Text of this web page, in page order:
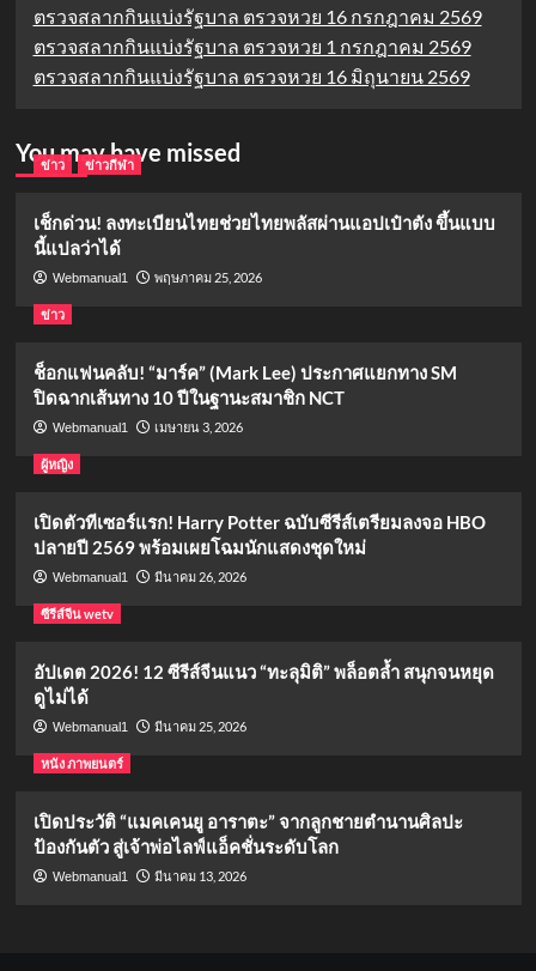
ตรวจสลากกินแบ่งรัฐบาล ตรวจหวย 16 กรกฎาคม 2569
ตรวจสลากกินแบ่งรัฐบาล ตรวจหวย 1 กรกฎาคม 2569
ตรวจสลากกินแบ่งรัฐบาล ตรวจหวย 16 มิถุนายน 2569
You may have missed
ข่าว ข่าวกีฬา
เช็กด่วน! ลงทะเบียนไทยช่วยไทยพลัสผ่านแอปเป๋าตัง ขึ้นแบบ
นี้แปลว่าได้
Webmanual1 พฤษภาคม 25, 2026
ข่าว
ช็อกแฟนคลับ! “มาร์ค” (Mark Lee) ประกาศแยกทาง SM
ปิดฉากเส้นทาง 10 ปีในฐานะสมาชิก NCT
Webmanual1 เมษายน 3, 2026
ผู้หญิง
เปิดตัวทีเซอร์แรก! Harry Potter ฉบับซีรีส์เตรียมลงจอ HBO
ปลายปี 2569 พร้อมเผยโฉมนักแสดงชุดใหม่
Webmanual1 มีนาคม 26, 2026
ซีรีส์จีน wetv
อัปเดต 2026! 12 ซีรีส์จีนแนว “ทะลุมิติ” พล็อตล้ำ สนุกจนหยุด
ดูไม่ได้
Webmanual1 มีนาคม 25, 2026
หนัง ภาพยนตร์
เปิดประวัติ “แมคเคนยู อาราตะ” จากลูกชายตำนานศิลปะ
ป้องกันตัว สู่เจ้าพ่อไลฟ์แอ็คชั่นระดับโลก
Webmanual1 มีนาคม 13, 2026